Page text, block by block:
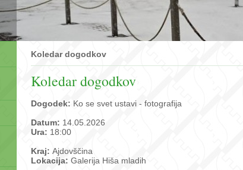
Koledar dogodkov
Koledar dogodkov
Dogodek: Ko se svet ustavi - fotografija
Datum: 14.05.2026
Ura: 18:00
Kraj: Ajdovščina
Lokacija: Galerija Hiša mladih